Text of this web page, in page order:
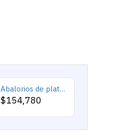
Abalorios de plata esterlina 925 pura, abalorios de animales, elefante, hipopótamo, corazones, pulsera artesanal
$154,780